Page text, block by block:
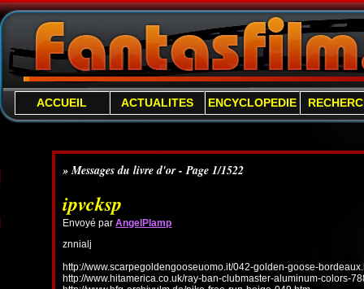
ACCUEIL ACTUALITES ENCYCLOPEDIE
» Messages du livre d'or - Page 1/1522
ipvcksp
Envoyé parAngelPlamp
znnialj
http://www.scarpegoldengooseuomo.it/042-golden-goose-
http://www.hitamerica.co.uk/ray-ban-clubmaster-aluminum-colors-